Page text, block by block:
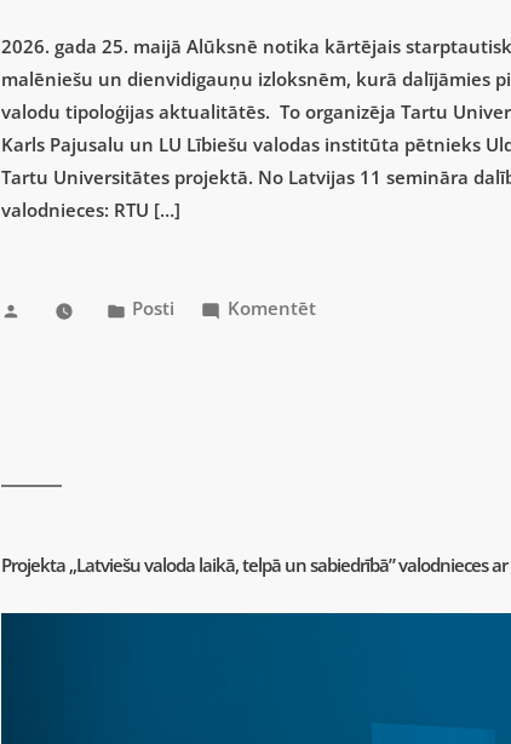
2026. gada 25. maijā Alūksnē notika kārtējais
malēniešu un dienvidigauņu izloksnēm, kurā dalījāmies
valodu tipoloģijas aktualitātēs. To organizēja Tartu
Karls Pajusalu un LU Lībiešu valodas institūta pētnieks
Tartu Universitātes projektā. No Latvijas 11 semināra
valodnieces: RTU […]
Posti Komentēt
Projekta „Latviešu valoda laikā, telpā un sabiedrībā” valodnieces